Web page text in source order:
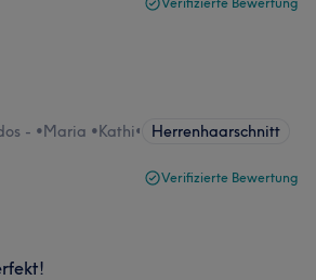
- •Maria •Kathi• Herrenhaarschnitt
Verifizierte Bewertung